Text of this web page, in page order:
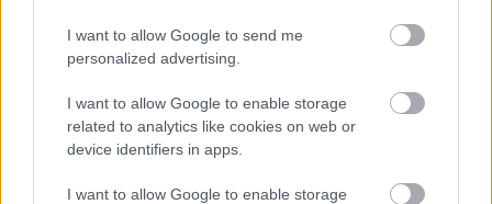
I want to allow Google to send me
personalized advertising.
I want to allow Google to enable storage
related to analytics like cookies on web or
device identifiers in apps.
I want to allow Google to enable storage